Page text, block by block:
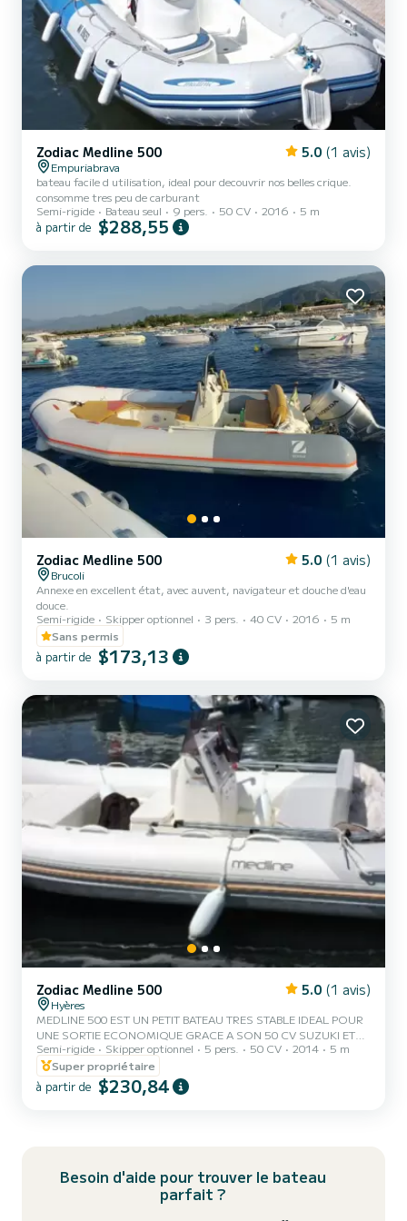
Zodiac Medline 500 5.0 (1 avis)
Empuriabrava
bateau facile d utilisation, ideal pour decouvrir nos belles crique.
consomme tres peu de carburant
Semi-rigide
Bateau seul 9 pers. 50 CV 2016 5 m
à partir de $288,55
Zodiac Medline 500 5.0 (1 avis)
Brucoli
Annexe en excellent état, avec auvent, navigateur et douche d'eau
douce.
Semi-rigide
Skipper optionnel 3 pers. 40 CV 2016
5 m
Sans permis
à partir de $173,13
Zodiac Medline 500 5.0 (1 avis)
Hyères
MEDLINE 500 EST UN PETIT BATEAU TRES STABLE IDEAL POUR
UNE SORTIE ECONOMIQUE GRACE A SON 50 CV SUZUKI ET
POUR LES JEUNES PERMIS Départ – Retour Haute saison départ
le matin à partir de 9.00 heures, mise en main du bateau,
inventaire, retour le soir au plus tard à 17.30 Heures, le plein du
bateau refait, le bateau vidé de toutes vos affaires personnelles. Il
Semi-rigide Skipper optionnel 5 pers. 50 CV 2014
5 m
Super propriétaire
à partir de $230,84
Besoin d'aide pour trouver le bateau
parfait ?